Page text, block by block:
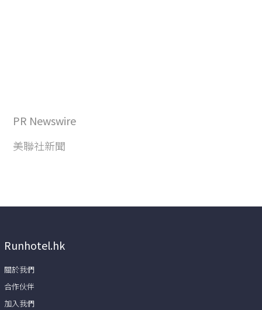
PR Newswire
美聯社新聞
Runhotel.hk
關於我們
合作伙伴
加入我們